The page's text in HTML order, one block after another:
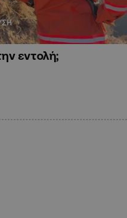
εντολή;